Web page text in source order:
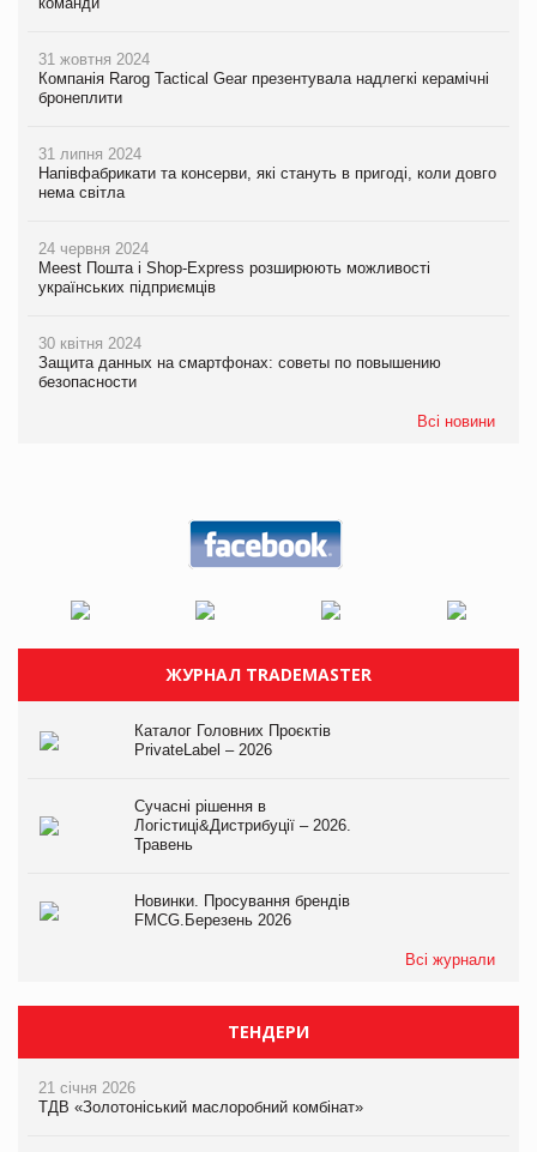
31 жовтня 2024
Компанія Rarog Tactical Gear презентувала надлегкі керамічні
бронеплити
31 липня 2024
Напівфабрикати та консерви, які стануть в пригоді, коли довго
нема світла
24 червня 2024
Meest Пошта і Shop-Express розширюють можливості
українських підприємців
30 квітня 2024
Защита данных на смартфонах: советы по повышению
безопасности
Всі новини
ЖУРНАЛ TRADEMASTER
Каталог Головних Проєктів
PrivateLabel – 2026
Сучасні рішення в
Логістиці&Дистрибуції – 2026.
Травень
Новинки. Просування брендів
FMCG.Березень 2026
Всі журнали
ТЕНДЕРИ
21 січня 2026
ТДВ «Золотоніський маслоробний комбінат»